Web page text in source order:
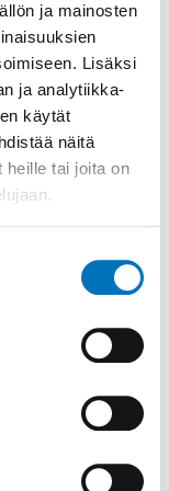
ja mainosten
Lisäksi
ja analytiikka-
käytät
näitä
heille tai joita on